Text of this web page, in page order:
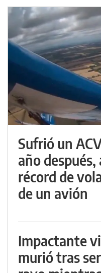
Sufrió un
año después,
récord de
de un avión
Impactante
murió tras